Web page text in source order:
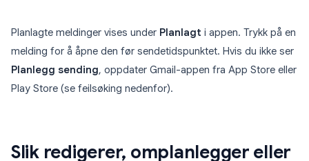
Planlagte meldinger vises under Planlagt i appen. Trykk på en
melding for å åpne den før sendetidspunktet. Hvis du ikke ser
Planlegg sending, oppdater Gmail-appen fra App Store eller
Play Store (se feilsøking nedenfor).
Slik redigerer, omplanlegger eller